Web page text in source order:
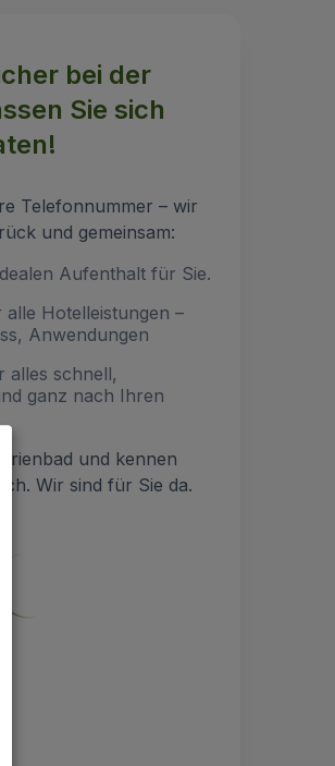
bei der
Sie sich
Telefonnummer – wir
und gemeinsam:
Aufenthalt für Sie.
Hotelleistungen –
Anwendungen
alles schnell,
ganz nach Ihren
und kennen
Wir sind für Sie da.